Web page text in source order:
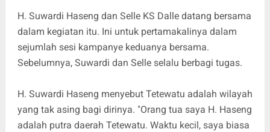
H. Suwardi Haseng dan Selle KS Dalle datang bersama
dalam kegiatan itu. Ini untuk pertamakalinya dalam
sejumlah sesi kampanye keduanya bersama.
Sebelumnya, Suwardi dan Selle selalu berbagi tugas.
H. Suwardi Haseng menyebut Tetewatu adalah wilayah
yang tak asing bagi dirinya. "Orang tua saya H. Haseng
adalah putra daerah Tetewatu. Waktu kecil, saya biasa